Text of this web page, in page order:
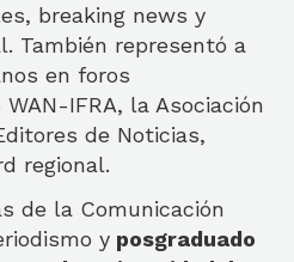
breaking news y
También representó a
en foros
IFRA, la Asociación
de Noticias,
regional.
de la Comunicación
y posgraduado